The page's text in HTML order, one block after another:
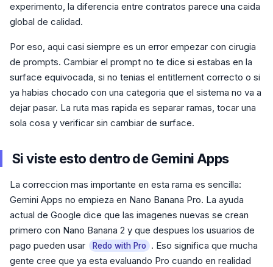
experimento, la diferencia entre contratos parece una caida
global de calidad.
Por eso, aqui casi siempre es un error empezar con cirugia
de prompts. Cambiar el prompt no te dice si estabas en la
surface equivocada, si no tenias el entitlement correcto o si
ya habias chocado con una categoria que el sistema no va a
dejar pasar. La ruta mas rapida es separar ramas, tocar una
sola cosa y verificar sin cambiar de surface.
Si viste esto dentro de Gemini Apps
La correccion mas importante en esta rama es sencilla:
Gemini Apps no empieza en Nano Banana Pro. La ayuda
actual de Google dice que las imagenes nuevas se crean
primero con Nano Banana 2 y que despues los usuarios de
pago pueden usar
Redo with Pro
. Eso significa que mucha
gente cree que ya esta evaluando Pro cuando en realidad